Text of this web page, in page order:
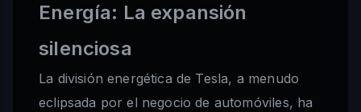
Energía: La expansión
silenciosa
La división energética de Tesla, a menudo
eclipsada por el negocio de automóviles, ha